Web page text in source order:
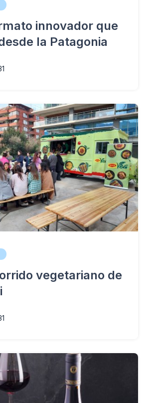
innovador que
la Patagonia
vegetariano de